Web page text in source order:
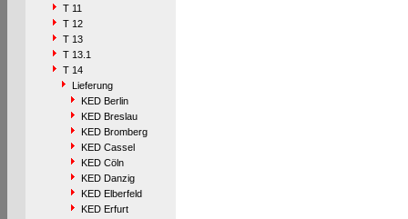
T 11
T 12
T 13
T 13.1
T 14
Lieferung
KED Berlin
KED Breslau
KED Bromberg
KED Cassel
KED Cöln
KED Danzig
KED Elberfeld
KED Erfurt